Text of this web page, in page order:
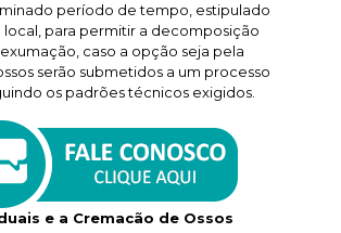
período de tempo, estipulado
local, para permitir a decomposição
caso a opção seja pela
serão submetidos a um processo
os padrões técnicos exigidos.
e a Cremacão de Ossos